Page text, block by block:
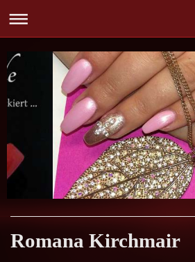
Romana Kirchmair